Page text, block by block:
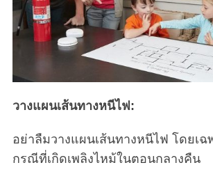
วางแผนเส้นทางหนีไฟ:
อย่าลืมวางแผนเส้นทางหนีไฟ โดยเฉ
กรณีที่เกิดเพลิงไหม้ในตอนกลางคืน